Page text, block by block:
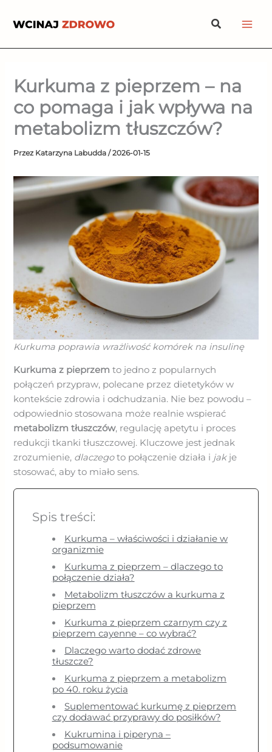
Szukaj
Kurkuma z pieprzem – na
co pomaga i jak wpływa na
metabolizm tłuszczów?
Przez Katarzyna Labudda/2026-01-15
Kurkuma poprawia wrażliwość komórek na insulinę
Kurkuma z pieprzem to jedno z popularnych
połączeń przypraw, polecane przez dietetyków w
kontekście zdrowia i odchudzania. Nie bez powodu –
odpowiednio stosowana może realnie wspierać
metabolizm tłuszczów, regulację apetytu i proces
redukcji tkanki tłuszczowej. Kluczowe jest jednak
zrozumienie, dlaczegoto połączenie działa i jakje
stosować, aby to miało sens.
Spis treści:
Kurkuma – właściwości i działanie w
organizmie
Kurkuma z pieprzem – dlaczego to
połączenie działa?
Metabolizm tłuszczów a kurkuma z
pieprzem
Kurkuma z pieprzem czarnym czy z
pieprzem cayenne – co wybrać?
Dlaczego warto dodać zdrowe
tłuszcze?
Kurkuma z pieprzem a metabolizm
po 40. roku życia
Suplementować kurkumę z pieprzem
czy dodawać przyprawy do posiłków?
Kukrumina i piperyna –
podsumowanie